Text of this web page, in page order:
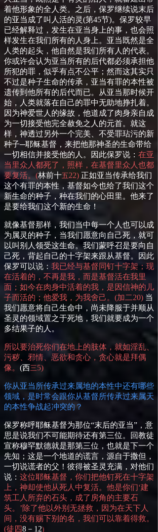
着他形象的全人类。之后，保罗继续说末后
的亚当成了叫人活的灵(第45节)。保罗较早
已经解释过，发生在亚当身上的事，也会照
样发生在我们所有的人身上。亚当既然是全
人类的起头，他自然是我们所有人的代表。
你或许会认为亚当所有的后代都必须承担他
所犯的罪，似乎有点不公平；然而这其实只
不过是种子生命的传承，亚当有罪的本性被
遗传到他所有的后代而已。从亚当那时候开
始，人类就落在自己的罪中无助地挣扎着。
因为神爱世人的缘故，他道成了肉身亲自成
为一切接受他完全赦免之人的元首。就这
样，神透过另外一个完美、不受罪玷污的新
种子─耶稣基督，来把他那神圣的生命带给
一切相信并接受他的人。因此保罗说： 在亚
当里众人都死了，照样，在基督里众人也都
要复活。 (林前十五22) 正如亚当传承给我们
这个有罪的本性，基督如今也给了我们这个
新生命的种子，种在我们的心田里。他来了
是要给我们这个新的生命！
就像基督那样，我们当中每一个人也可以成
为属灵的种子，当我们愿意向自己死，就可
以叫别人领受这生命。我们蒙呼召是要向自
己死，背起自己的十字架来跟从基督。因此
保罗可以说： 我已经与基督同钉十字架；现
在活着的，不再是我，而是基督活在我里
面；如今在肉身中活着的我，是因信神的儿
子而活的； 他爱我，为我舍己。 (加二20) 当
我们愿意将自己生命中，尚未降服于并顺从
圣灵的领域置之于死地，我们就要成为一个
多结果子的人。
所以要治死你们在地上的肢体，就如淫乱、
污秽、邪情、恶欲和贪心，贪心就是拜偶
像。 (西三5)
你从亚当所传承过来属地的本性中还有哪些
领域，是时常会跟你从基督所传承过来属天
的本性争战起冲突的？
保罗称呼耶稣基督为那位“末后的亚当”，意
思是说我们不可能期待还有第三位。回教徒
宣称穆罕默德就是那第三位，也就是下一个
先知；这是一个地道的谎言，源自于撒但，
一切说谎者的父！彼得被圣灵充满，对他们
说： 这位耶稣基督，你们把他钉死在十字架
上，神却使他从死人中复活。 他是你们‘建
筑工人所弃的石头，成了房角的主要石
头。’除了他以外别无拯救，因为在天下人
间，没有赐下别的名，我们可以靠着得救。
(徒四8 － 12)